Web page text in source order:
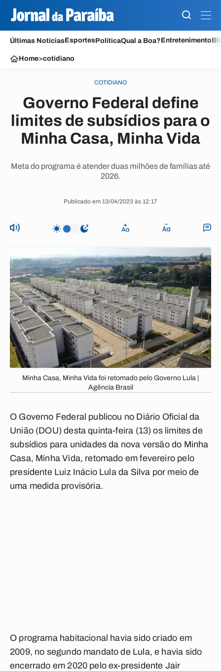
Últimas NotíciasEsportesPolíticaQual a Boa?Entretenimento
Home>cotidiano
COTIDIANO
Governo Federal define
limites de subsídios para o
Minha Casa, Minha Vida
Meta do programa é atender duas milhões de famílias até
2026.
Publicado em 13/04/2023 às 12:17
Minha Casa, Minha Vida foi retomado pelo Governo Lula |
Agência Brasil
O Governo Federal publicou no Diário Oficial da
União (DOU) desta quinta-feira (13) os limites de
subsídios para unidades da nova versão do Minha
Casa, Minha Vida, retomado em fevereiro pelo
presidente Luiz Inácio Lula da Silva por meio de
uma medida provisória.
O programa habitacional havia sido criado em
2009, no segundo mandato de Lula, e havia sido
encerrado em 2020 pelo ex-presidente Jair